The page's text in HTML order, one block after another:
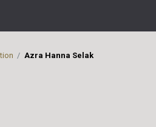
Azra Hanna Selak